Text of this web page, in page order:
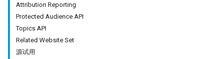
Attribution Reporting
Protected Audience API
Topics API
Related Website Set
源试用